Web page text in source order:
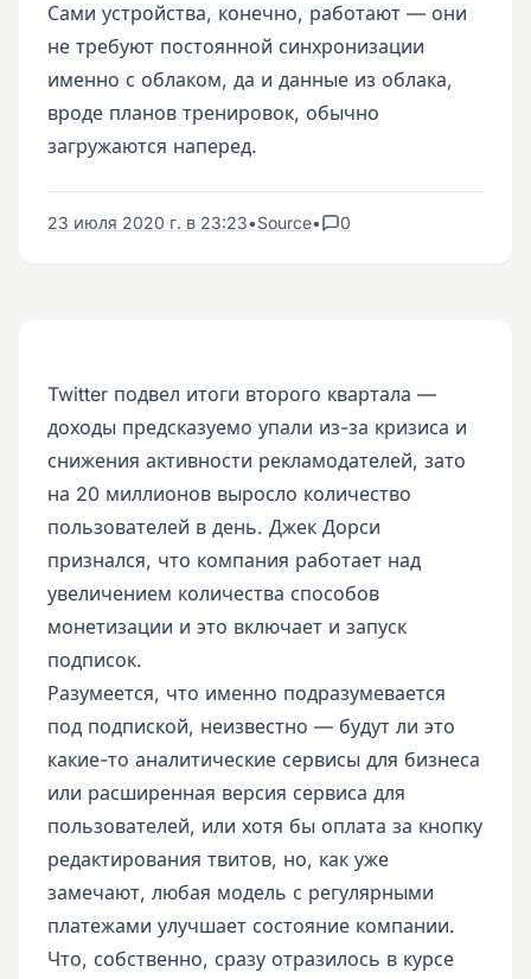
Сами устройства, конечно, работают — они
не требуют постоянной синхронизации
именно с облаком, да и данные из облака,
вроде планов тренировок, обычно
загружаются наперед.
23 июля 2020 г. в 23:23•Source• 0
Twitter подвел итоги второго квартала —
доходы предсказуемо упали из-за кризиса и
снижения активности рекламодателей, зато
на 20 миллионов выросло количество
пользователей в день. Джек Дорси
признался, что компания работает над
увеличением количества способов
монетизации и это включает и запуск
подписок.
Разумеется, что именно подразумевается
под подпиской, неизвестно — будут ли это
какие-то аналитические сервисы для бизнеса
или расширенная версия сервиса для
пользователей, или хотя бы оплата за кнопку
редактирования твитов, но, как уже
замечают, любая модель с регулярными
платежами улучшает состояние компании.
Что, собственно, сразу отразилось в курсе